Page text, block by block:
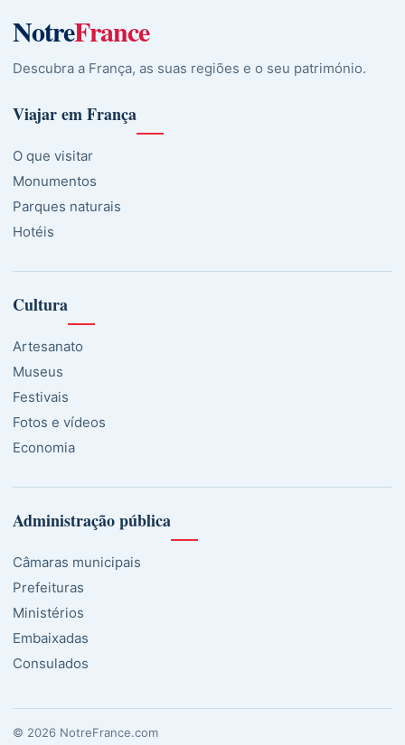
NotreFrance
Descubra a França, as suas regiões e o seu património.
Viajar em França
O que visitar
Monumentos
Parques naturais
Hotéis
Cultura
Artesanato
Museus
Festivais
Fotos e vídeos
Economia
Administração pública
Câmaras municipais
Prefeituras
Ministérios
Embaixadas
Consulados
© 2026 NotreFrance.com